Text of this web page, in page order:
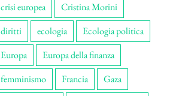
crisi europea
Cristina Morini
diritti
ecologia
Ecologia politica
Europa
Europa della finanza
femminismo
Francia
Gaza